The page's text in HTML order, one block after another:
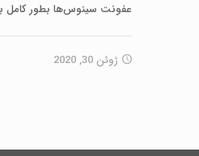
عفونت سینوس‌ها بطور کامل
ژوئن 30, 2020